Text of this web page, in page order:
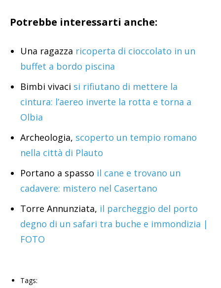
Potrebbe interessarti anche:
Una ragazza ricoperta di cioccolato in un
buffet a bordo piscina
Bimbi vivaci si rifiutano di mettere la
cintura: l’aereo inverte la rotta e torna a
Olbia
Archeologia, scoperto un tempio romano
nella città di Plauto
Portano a spasso il cane e trovano un
cadavere: mistero nel Casertano
Torre Annunziata, il parcheggio del porto
degno di un safari tra buche e immondizia |
FOTO
Tags: